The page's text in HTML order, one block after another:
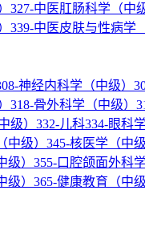
327-中医肛肠科学（中
339-中医皮肤与性病学
神经内科学（中级）
318-骨外科学（中级）
级） 332-儿科334-眼科
中级） 345-核医学（中级
级） 355-口腔颌面外科
级） 365-健康教育（中级